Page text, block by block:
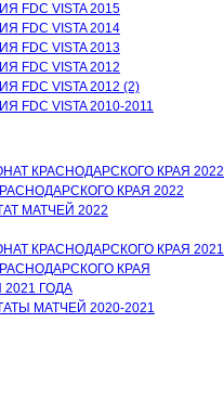
FDC VISTA 2015
FDC VISTA 2014
FDC VISTA 2013
FDC VISTA 2012
FDC VISTA 2012 (2)
FDC VISTA 2010-2011
КРАСНОДАРСКОГО КРАЯ 2022
КРАЯ 2022
МАТЧЕЙ 2022
КРАСНОДАРСКОГО КРАЯ 2021
КРАЯ
ГОДА
МАТЧЕЙ 2020-2021